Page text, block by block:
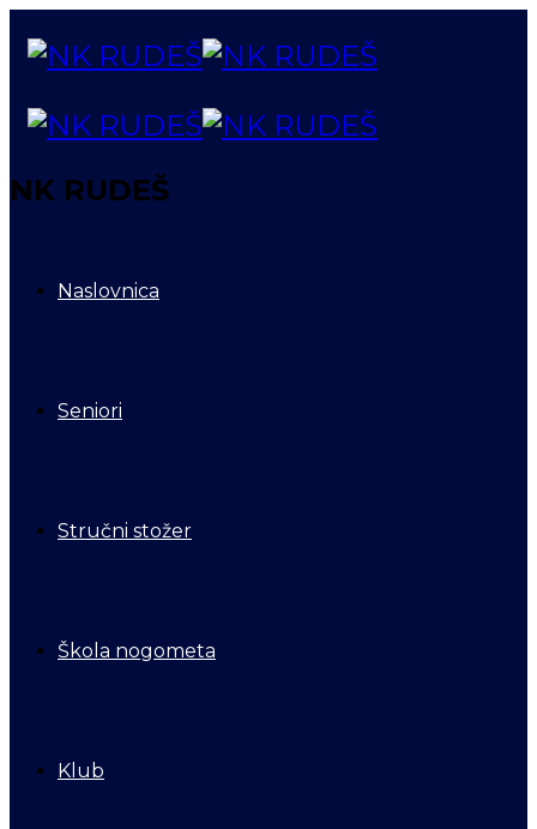
NK RUDEŠ
Naslovnica
Seniori
Stručni stožer
Škola nogometa
Klub